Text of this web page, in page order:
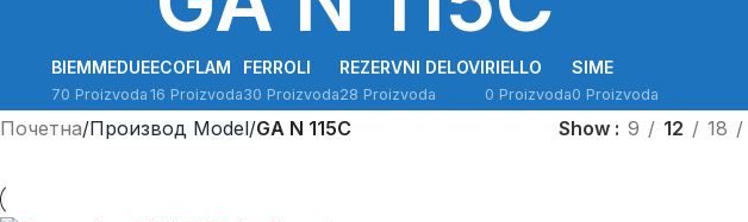
BIEMMEDUE
70 Proizvoda
ECOFLAM
16 Proizvoda
FERROLI
30 Proizvoda
REZERVNI DELOVI
28 Proizvoda
RIELLO
0 Proizvoda
SIME
0 Proizvoda
Почетна/Производ Model/GA N 115C Show 9 12 18